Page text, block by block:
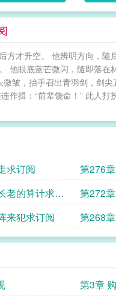
方才升空。 他辨明方向，
他眼底蓝芒微闪，隨即落
皱，抬手召出青羽剑，剑
作揖：“前辈饶命！” 此人
求订阅 第276
老的算计求订
第272
求订阅
来犯求订阅 第268
第3章